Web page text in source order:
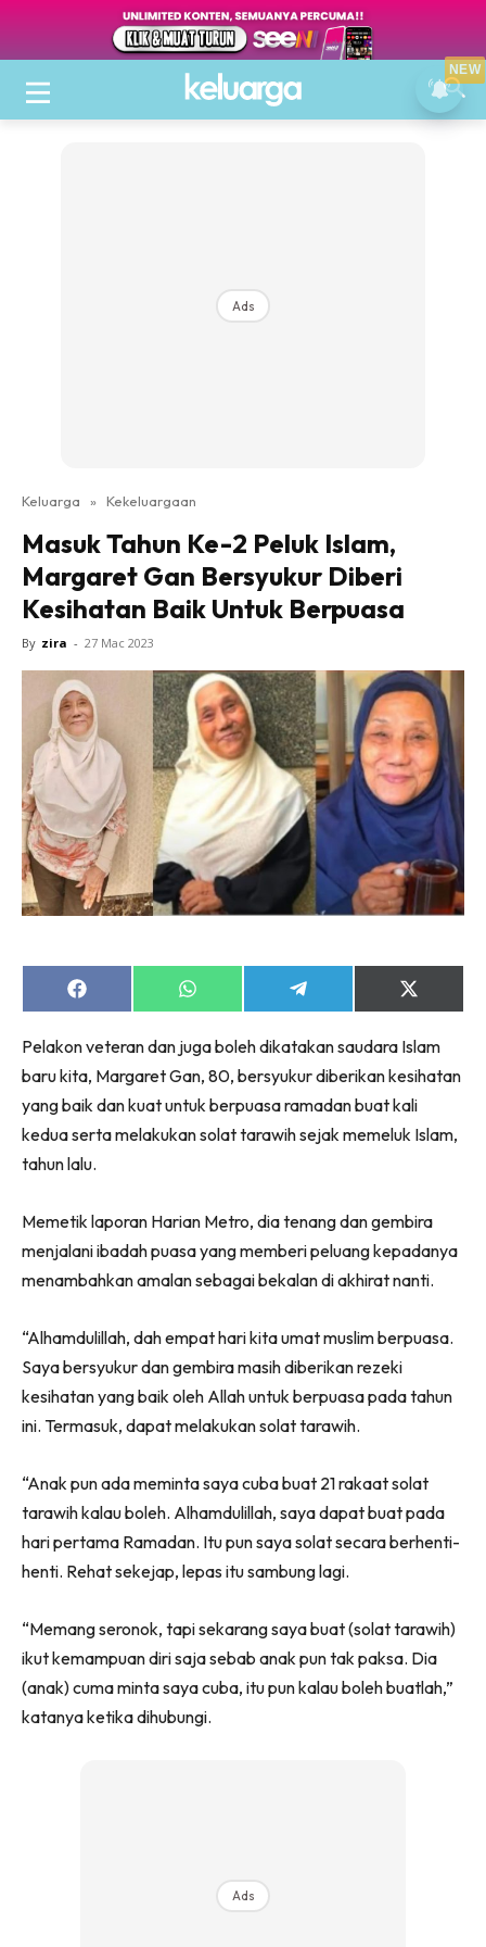
Ads
Keluarga » Kekeluargaan
Masuk Tahun Ke-2 Peluk Islam,
Margaret Gan Bersyukur Diberi
Kesihatan Baik Untuk Berpuasa
By zira - 27 Mac 2023
Share
on
Share
on
Share
on
Share
on
(Twitter)
Pelakon veteran dan juga boleh dikatakan saudara Islam
baru kita, Margaret Gan, 80, bersyukur diberikan kesihatan
yang baik dan kuat untuk berpuasa ramadan buat kali
kedua serta melakukan solat tarawih sejak memeluk Islam,
tahun lalu.
Memetik laporan Harian Metro, dia tenang dan gembira
menjalani ibadah puasa yang memberi peluang kepadanya
menambahkan amalan sebagai bekalan di akhirat nanti.
“Alhamdulillah, dah empat hari kita umat muslim berpuasa.
Saya bersyukur dan gembira masih diberikan rezeki
kesihatan yang baik oleh Allah untuk berpuasa pada tahun
ini. Termasuk, dapat melakukan solat tarawih.
“Anak pun ada meminta saya cuba buat 21 rakaat solat
tarawih kalau boleh. Alhamdulillah, saya dapat buat pada
hari pertama Ramadan. Itu pun saya solat secara berhenti-
henti. Rehat sekejap, lepas itu sambung lagi.
“Memang seronok, tapi sekarang saya buat (solat tarawih)
ikut kemampuan diri saja sebab anak pun tak paksa. Dia
(anak) cuma minta saya cuba, itu pun kalau boleh buatlah,”
katanya ketika dihubungi.
Ads
NEW